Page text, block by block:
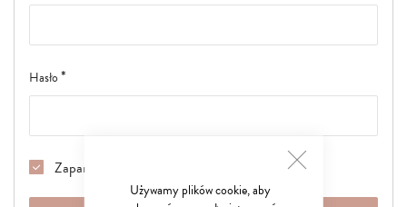
Używamy plików cookie, aby
Hasło
Zapamiętaj mnie